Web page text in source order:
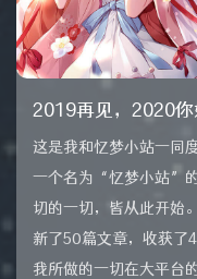
2019再见，2020
这是我和忆梦小站一同
一个名为“忆梦小站”
切的一切，皆从此开始
新了50篇文章，收获了
我所做的一切在大平台